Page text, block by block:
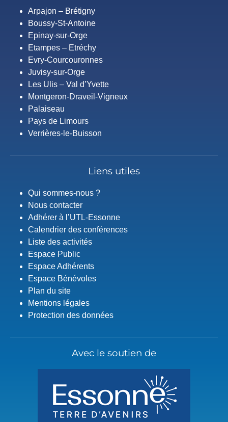
Arpajon – Brétigny
Boussy-St-Antoine
Epinay-sur-Orge
Etampes – Etréchy
Evry-Courcouronnes
Juvisy-sur-Orge
Les Ulis – Val d’Yvette
Montgeron-Draveil-Vigneux
Palaiseau
Pays de Limours
Verrières-le-Buisson
Liens utiles
Qui sommes-nous ?
Nous contacter
Adhérer à l’UTL-Essonne
Calendrier des conférences
Liste des activités
Espace Public
Espace Adhérents
Espace Bénévoles
Plan du site
Mentions légales
Protection des données
Avec le soutien de